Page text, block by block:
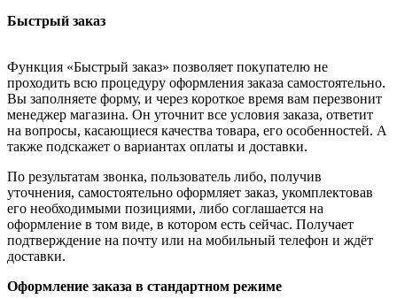
Быстрый заказ
Функция «Быстрый заказ» позволяет покупателю не
проходить всю процедуру оформления заказа самостоятельно.
Вы заполняете форму, и через короткое время вам перезвонит
менеджер магазина. Он уточнит все условия заказа, ответит
на вопросы, касающиеся качества товара, его особенностей. А
также подскажет о вариантах оплаты и доставки.
По результатам звонка, пользователь либо, получив
уточнения, самостоятельно оформляет заказ, укомплектовав
его необходимыми позициями, либо соглашается на
оформление в том виде, в котором есть сейчас. Получает
подтверждение на почту или на мобильный телефон и ждёт
доставки.
Оформление заказа в стандартном режиме